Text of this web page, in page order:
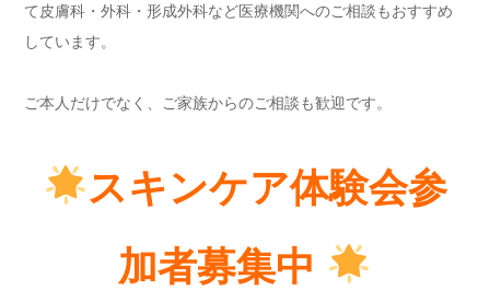
て皮膚科・外科・形成外科など医療機関へのご相談もおすすめ
しています。
ご本人だけでなく、ご家族からのご相談も歓迎です。
スキンケア体験会参
加者募集中